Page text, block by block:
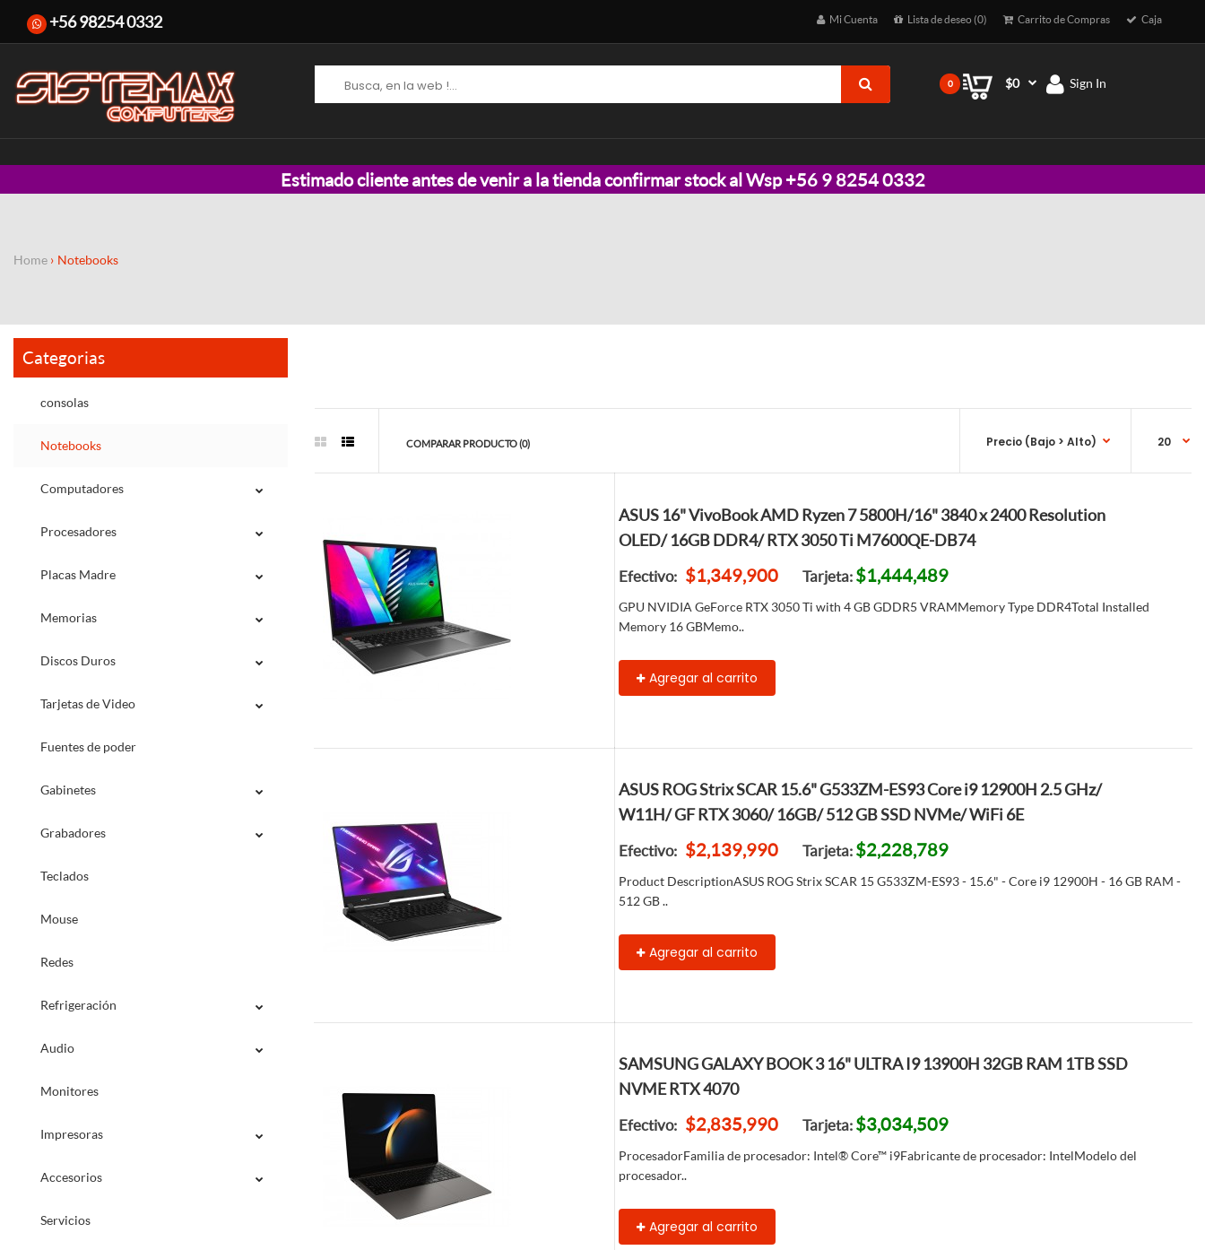
+56 98254 0332 Mi Cuenta Lista de deseo (0) Carrito de Compras Caja
0 $0 Sign In
Estimado cliente antes de venir a la tienda confirmar stock al Wsp +56 9 8254 0332
Home Notebooks
Categorias
consolas
Notebooks
Computadores
Procesadores
Placas Madre
Memorias
Discos Duros
Tarjetas de Video
Fuentes de poder
Gabinetes
Grabadores
Teclados
Mouse
Redes
Refrigeración
Audio
Monitores
Impresoras
Accesorios
Servicios
COMPARAR PRODUCTO (0)
ASUS 16" VivoBook AMD Ryzen 7 5800H/16" 3840 x 2400 Resolution
OLED/ 16GB DDR4/ RTX 3050 Ti M7600QE-DB74
Efectivo: $1,349,900 Tarjeta:$1,444,489
GPU NVIDIA GeForce RTX 3050 Ti with 4 GB GDDR5 VRAMMemory Type DDR4Total Installed
Memory 16 GBMemo..
Agregar al carrito
ASUS ROG Strix SCAR 15.6" G533ZM-ES93 Core i9 12900H 2.5 GHz/
W11H/ GF RTX 3060/ 16GB/ 512 GB SSD NVMe/ WiFi 6E
Efectivo: $2,139,990 Tarjeta:$2,228,789
Product DescriptionASUS ROG Strix SCAR 15 G533ZM-ES93 - 15.6" - Core i9 12900H - 16 GB RAM -
512 GB ..
Agregar al carrito
SAMSUNG GALAXY BOOK 3 16" ULTRA I9 13900H 32GB RAM 1TB SSD
NVME RTX 4070
Efectivo: $2,835,990 Tarjeta:$3,034,509
ProcesadorFamilia de procesador: Intel® Core™ i9Fabricante de procesador: IntelModelo del
procesador..
Agregar al carrito